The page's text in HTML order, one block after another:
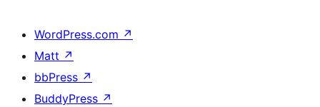
WordPress.com ↗
Matt ↗
bbPress ↗
BuddyPress ↗